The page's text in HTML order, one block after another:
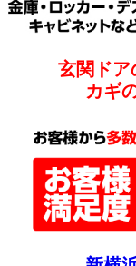
玄関ドア
カギ